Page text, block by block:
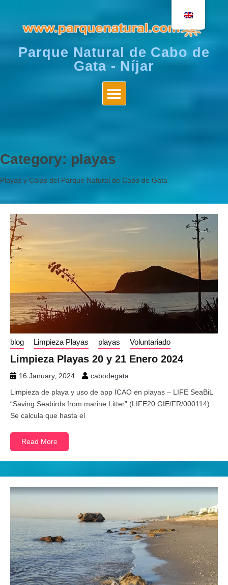
Parque Natural de Cabo de
Gata - Níjar
Category: playas
Playas y Calas del Parque Natural de Cabo de Gata
blog Limpieza Playas playas Voluntariado
Limpieza Playas 20 y 21 Enero 2024
16 January, 2024
cabodegata
Limpieza de playa y uso de app ICAO en playas – LIFE SeaBiL
“Saving Seabirds from marine Litter” (LIFE20 GIE/FR/000114)
Se calcula que hasta el
Read More